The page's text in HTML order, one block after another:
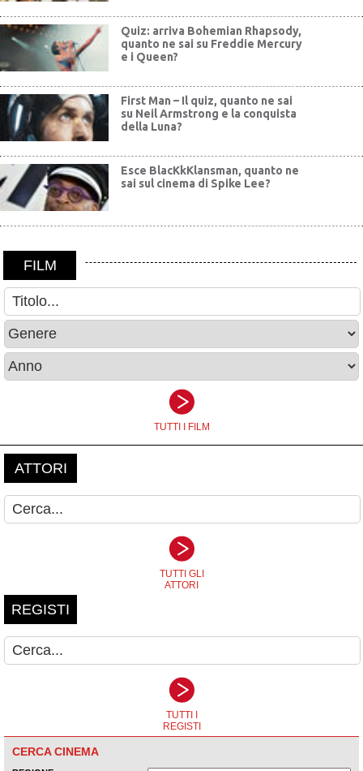
Quiz: arriva Bohemian Rhapsody,
quanto ne sai su Freddie Mercury
e i Queen?
First Man – Il quiz, quanto ne sai
su Neil Armstrong e la conquista
della Luna?
Esce BlacKkKlansman, quanto ne
sai sul cinema di Spike Lee?